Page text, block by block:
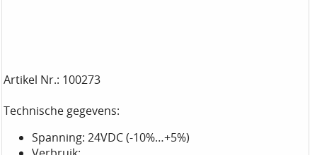
Artikel Nr.: 100273
Technische gegevens:
Spanning: 24VDC (-10%…+5%)